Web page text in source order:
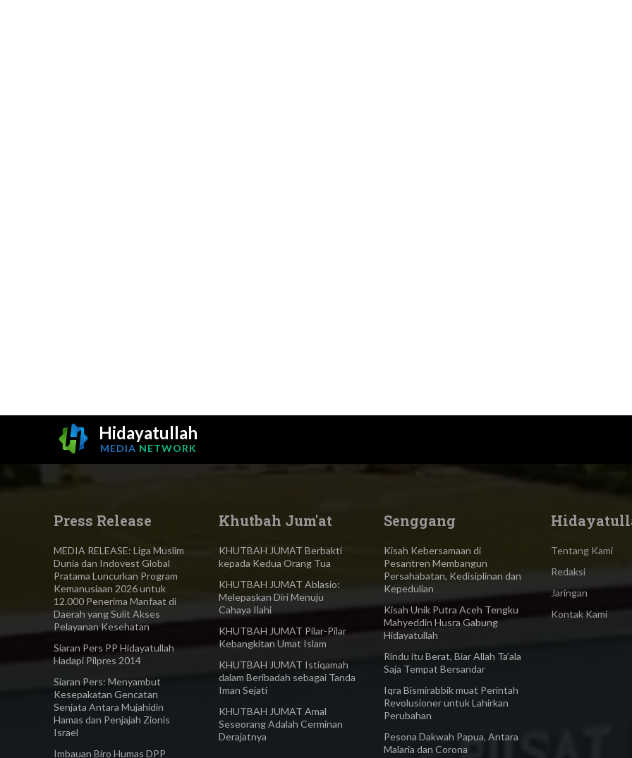
Hidayatullah
MEDIA NETWORK
Press Release
MEDIA RELEASE: Liga Muslim
Dunia dan Indovest Global
Pratama Luncurkan Program
Kemanusiaan 2026 untuk
12.000 Penerima Manfaat di
Daerah yang Sulit Akses
Pelayanan Kesehatan
Siaran Pers PP Hidayatullah
Hadapi Pilpres 2014
Siaran Pers: Menyambut
Kesepakatan Gencatan
Senjata Antara Mujahidin
Hamas dan Penjajah Zionis
Israel
Imbauan Biro Humas DPP
Khutbah Jum'at
KHUTBAH JUMAT Berbakti
kepada Kedua Orang Tua
KHUTBAH JUMAT Ablasio:
Melepaskan Diri Menuju
Cahaya Ilahi
KHUTBAH JUMAT Pilar-Pilar
Kebangkitan Umat Islam
KHUTBAH JUMAT Istiqamah
dalam Beribadah sebagai Tanda
Iman Sejati
KHUTBAH JUMAT Amal
Seseorang Adalah Cerminan
Derajatnya
Senggang
Kisah Kebersamaan di
Pesantren Membangun
Persahabatan, Kedisiplinan dan
Kepedulian
Kisah Unik Putra Aceh Tengku
Mahyeddin Husra Gabung
Hidayatullah
Rindu itu Berat, Biar Allah Ta’ala
Saja Tempat Bersandar
Iqra Bismirabbik muat Perintah
Revolusioner untuk Lahirkan
Perubahan
Pesona Dakwah Papua, Antara
Malaria dan Corona
Tentang Kami
Redaksi
Jaringan
Kontak Kami